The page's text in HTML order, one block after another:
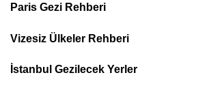
Top
Menu
Paris Gezi Rehberi
Vizesiz Ülkeler Rehberi
İstanbul Gezilecek Yerler